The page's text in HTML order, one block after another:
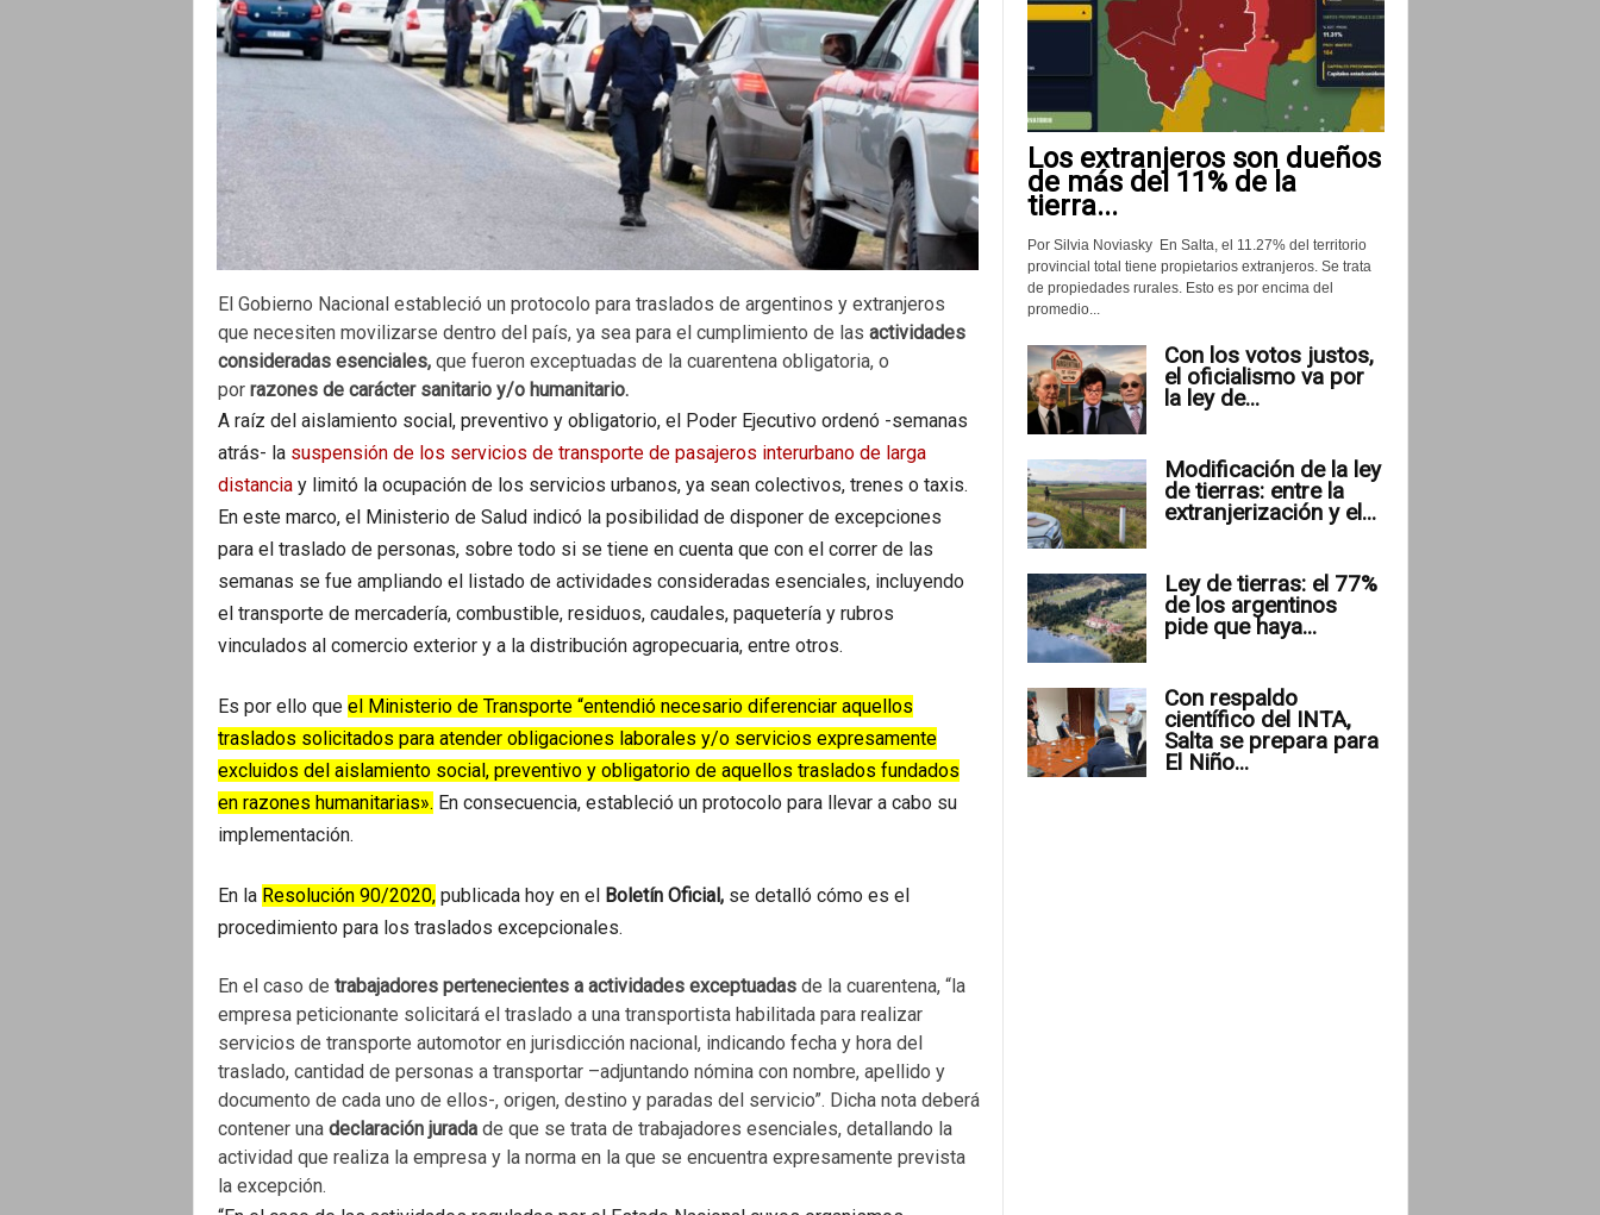
El Gobierno Nacional estableció un protocolo para traslados de argentinos y extranjeros
que necesiten movilizarse dentro del país, ya sea para el cumplimiento de las actividades
consideradas esenciales,que fueron exceptuadas de la cuarentena obligatoria, o
porrazones de carácter sanitario y/o humanitario.
A raíz del aislamiento social, preventivo y obligatorio, el Poder Ejecutivo ordenó -semanas
atrás- la suspensión de los servicios de transporte de pasajeros interurbano de larga
distanciay limitó la ocupación de los servicios urbanos, ya sean colectivos, trenes o taxis.
En este marco, el Ministerio de Salud indicó la posibilidad de disponer de excepciones
para el traslado de personas, sobre todo si se tiene en cuenta que con el correr de las
semanas se fue ampliando el listado de actividades consideradas esenciales, incluyendo
el transporte de mercadería, combustible, residuos, caudales, paquetería y rubros
vinculados al comercio exterior y a la distribución agropecuaria, entre otros.
Es por ello que el Ministerio de Transporte “entendió necesario diferenciar aquellos
traslados solicitados para atender obligaciones laborales y/o servicios expresamente
excluidos del aislamiento social, preventivo y obligatorio de aquellos traslados fundados
en razones humanitarias». En consecuencia, estableció un protocolo para llevar a cabo su
implementación.
En la Resolución 90/2020,publicada hoy en el Boletín Oficial,se detalló cómo es el
procedimiento para los traslados excepcionales.
En el caso de trabajadores pertenecientes a actividades exceptuadasde la cuarentena, “la
empresa peticionante solicitará el traslado a una transportista habilitada para realizar
servicios de transporte automotor en jurisdicción nacional, indicando fecha y hora del
traslado, cantidad de personas a transportar –adjuntando nómina con nombre, apellido y
documento de cada uno de ellos-, origen, destino y paradas del servicio”. Dicha nota deberá
contener una declaración juradade que se trata de trabajadores esenciales, detallando la
actividad que realiza la empresa y la norma en la que se encuentra expresamente prevista
la excepción.
Los extranjeros son dueños
de más del 11% de la
tierra...
Por Silvia Noviasky En Salta, el 11.27% del territorio
provincial total tiene propietarios extranjeros. Se trata
de propiedades rurales. Esto es por encima del
promedio...
Con los votos justos,
el oficialismo va por
la ley de...
Modificación de la ley
de tierras: entre la
extranjerización y el...
Ley de tierras: el 77%
de los argentinos
pide que haya...
Con respaldo
científico del INTA,
Salta se prepara para
El Niño...